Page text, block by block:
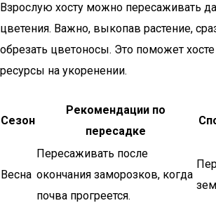
Взрослую хосту можно пересаживать
цветения. Важно, выкопав растение,
обрезать цветоносы. Это поможет хосте
ресурсы на укоренении.
Сезон
Рекомендации по
пересадке
Весна
Пересаживать после
окончания заморозков, когда
почва прогреется.